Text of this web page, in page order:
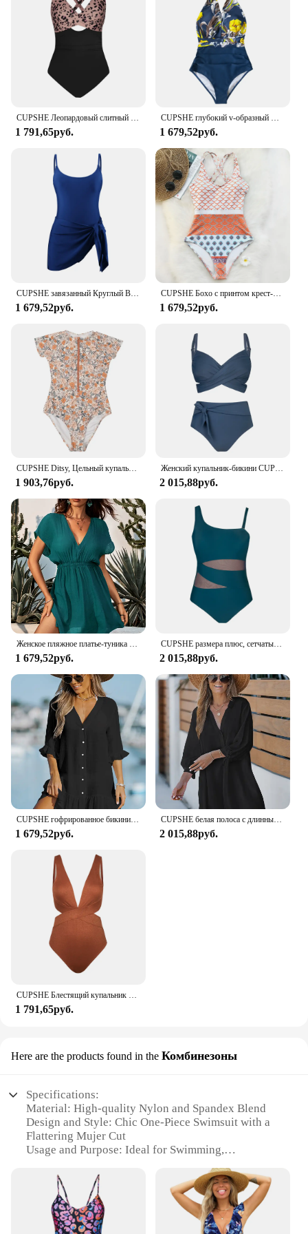
1 791,65руб. 1 679,52руб.
1 679,52руб.
CUPSHE Бохо с принтом крест-накрест сзади цельный купальник для женщин сексуальный Глубокий Вырез Монокини купальник 2023 купальный костюм Пляжная одежда
1 679,52руб.
CUPSHE Ditsy, Цельный купальник на молнии с коротким рукавом для женщин, сексуальный Монокини с высокой горловиной, купальник 2023, купальный костюм, пляжная одежда
1 903,76руб.
Женский купальник-бикини CUPSHE, с завязками на размера плюс, с высокой талией, большие размеры 3XL, 2023
2 015,88руб.
Женское пляжное платье-туника CUPSHE, свободное пляжное платье-туника с глубоким вырезом и эластичной резинкой на талии, летняя пляжная одежда 2023
1 679,52руб.
CUPSHE размера плюс, сетчатый Цельный купальник на одно плечо для женщин, сексуальный, большой размер 3XL, монокини, купальные костюмы, 2023, пляжный купальник
2 015,88руб.
CUPSHE гофрированное бикини с длинным рукавом, накидка для женщин, рубашка, Пляжное Платье, туника, платье-рубашка, 2023, Летнее мини-платье, пляжная одежда
1 679,52руб.
CUPSHE белая полоса с длинным рукавом бикини накидка для женщин Рубашка Пляжное Платье туника рубашка платье 2023 летнее Мини платье Пляжная одежда
2 015,88руб.
CUPSHE Блестящий купальник с глубоким вырезом, Цельный купальник для женщин, сексуальный Монокини на спине, купальник, новинка 2023, купальный костюм, пляжная одежда
1 791,65руб.
Here are the products found in the Комбинезоны
Specifications:
Material: High-quality Nylon and Spandex Blend
Design and Style: Chic One-Piece Swimsuit with a
Flattering Mujer Cut
Usage and Purpose: Ideal for Swimming,
Performance and Property: Excellent Support and
Comfort
Shape or Size or Weight or Quantity: Available in
Various Sizes to Fit All Body Types